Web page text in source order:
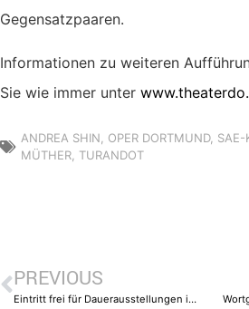
Gegensatzpaaren.
Informationen zu weiteren
Sie wie immer unter
ANDREA SHIN OPER DORTMUND, SAE-
MÜTHER TURANDOT
PREVIOUS
Eintritt frei für Dauerausstellungen in Dortmunder Museen